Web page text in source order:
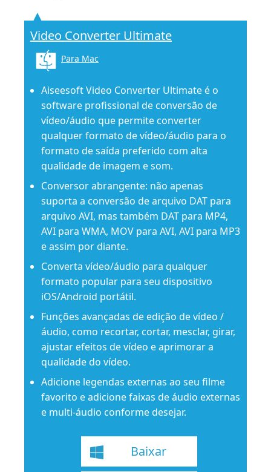
Video Converter Ultimate
Para Mac
Aiseesoft Video Converter Ultimate é o
software profissional de conversão de
vídeo/áudio que permite converter
qualquer formato de vídeo/áudio para o
formato de saída preferido com alta
qualidade de imagem e som.
Conversor abrangente: não apenas
suporta a conversão de arquivo DAT para
arquivo AVI, mas também DAT para MP4,
AVI para WMA, MOV para AVI, AVI para MP3
e assim por diante.
Converta vídeo/áudio para qualquer
formato popular para seu dispositivo
iOS/Android portátil.
Funções avançadas de edição de vídeo /
áudio, como recortar, cortar, mesclar, girar,
ajustar efeitos de vídeo e aprimorar a
qualidade do vídeo.
Adicione legendas externas ao seu filme
favorito e adicione faixas de áudio externas
e multi-áudio conforme desejar.
Baixar